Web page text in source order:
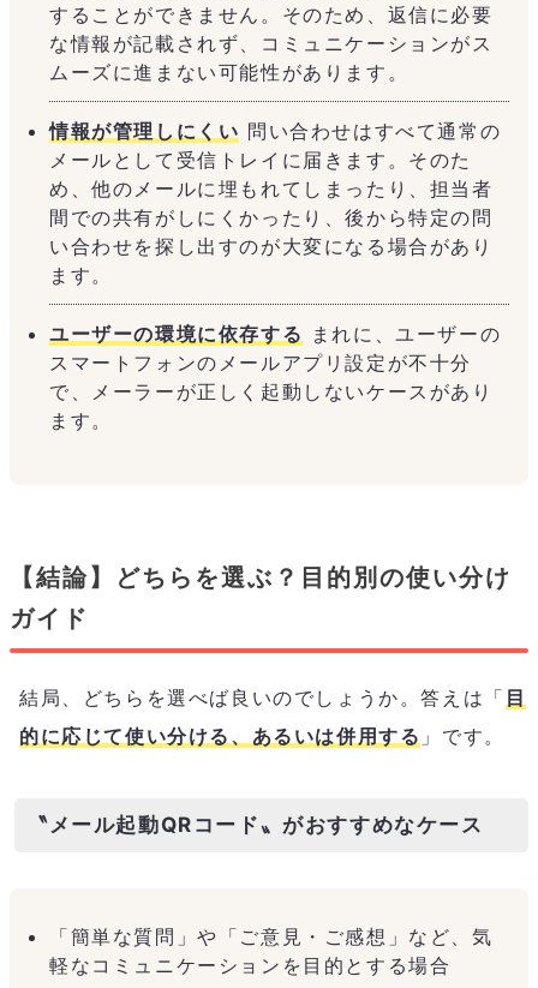
することができません。そのため、返信に必要
な情報が記載されず、コミュニケーションがス
ムーズに進まない可能性があります。
情報が管理しにくい 問い合わせはすべて通常の
メールとして受信トレイに届きます。そのた
め、他のメールに埋もれてしまったり、担当者
間での共有がしにくかったり、後から特定の問
い合わせを探し出すのが大変になる場合があり
ます。
ユーザーの環境に依存する まれに、ユーザーの
スマートフォンのメールアプリ設定が不十分
で、メーラーが正しく起動しないケースがあり
ます。
【結論】どちらを選ぶ？目的別の使い分け
ガイド
結局、どちらを選べば良いのでしょうか。答えは「 目
的に応じて使い分ける、あるいは併用する 」です。
〝メール起動QRコード〟がおすすめなケース
「簡単な質問」や「ご意見・ご感想」など、気
軽なコミュニケーションを目的とする場合